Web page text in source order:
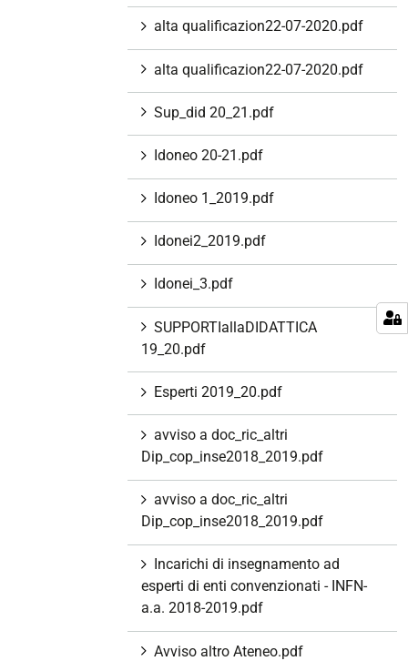
alta qualificazion22-07-2020.pdf
alta qualificazion22-07-2020.pdf
Sup_did 20_21.pdf
Idoneo 20-21.pdf
Idoneo 1_2019.pdf
Idonei2_2019.pdf
Idonei_3.pdf
SUPPORTIallaDIDATTICA
19_20.pdf
Esperti 2019_20.pdf
avviso a doc_ric_altri
Dip_cop_inse2018_2019.pdf
avviso a doc_ric_altri
Dip_cop_inse2018_2019.pdf
Incarichi di insegnamento ad
esperti di enti convenzionati - INFN-
a.a. 2018-2019.pdf
Avviso altro Ateneo.pdf